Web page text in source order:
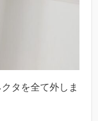
タを全て外しま